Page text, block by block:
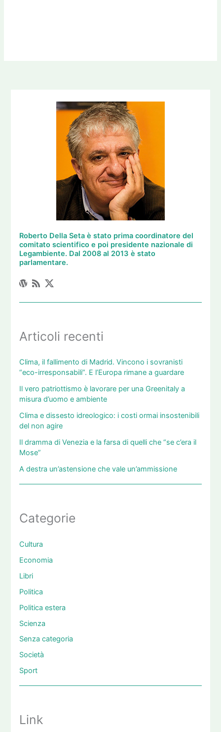
Roberto Della Seta è stato prima coordinatore del
comitato scientifico e poi presidente nazionale di
Legambiente. Dal 2008 al 2013 è stato
parlamentare.
Articoli recenti
Clima, il fallimento di Madrid. Vincono i sovranisti
“eco-irresponsabili”. E l’Europa rimane a guardare
Il vero patriottismo è lavorare per una Greenitaly a
misura d’uomo e ambiente
Clima e dissesto idreologico: i costi ormai insostenibili
del non agire
Il dramma di Venezia e la farsa di quelli che “se c’era il
Mose”
A destra un’astensione che vale un’ammissione
Categorie
Cultura
Economia
Libri
Politica
Politica estera
Scienza
Senza categoria
Società
Sport
Link